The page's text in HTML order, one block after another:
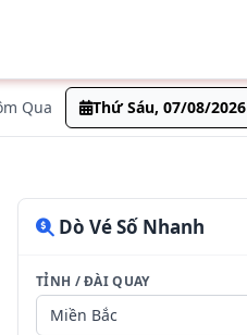
Qua Thứ Sáu, 07/08/2026
Dò Vé Số Nhanh
TỈNH / ĐÀI QUAY